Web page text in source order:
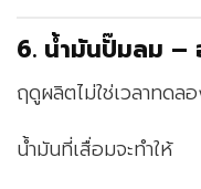
6. น้ำมันปั๊มลม –
ฤดูผลิตไม่ใช่เวลาทดล
น้ำมันที่เสื่อมจะทำให้